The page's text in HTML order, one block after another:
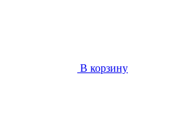
В корзину